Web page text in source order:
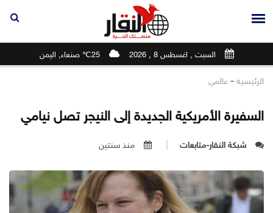
السبت , اغسطس 8 , 2026 25℃ صنعاء, اليمن
الرئيسية - عالمي
السفيرة الأمريكية الجديدة إلى النيجر تصل نيامي
شبكة النقار-متابعات منذ سنتين